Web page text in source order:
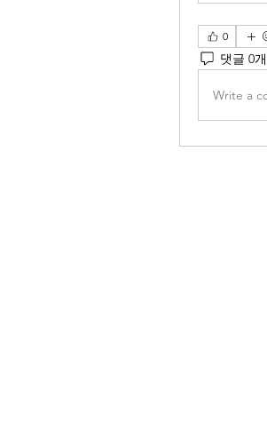
0
댓글 0개
Write a